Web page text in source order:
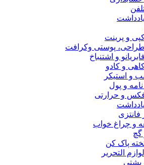
و پرینت
پوستی وکرافت
و اشتنباخ
و کادو
و استیکر
و پول
و حرارتی
و چراغ خواب
گچ
پاک کن
التحریر
پشتی